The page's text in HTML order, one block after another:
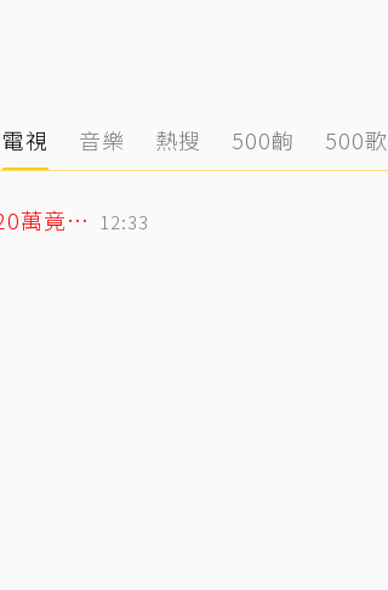
電視 音樂 熱搜 500齣 500歌
蕭敬騰日料店遭房東大漲租！月租15萬飆23萬 談妥20萬竟臨時反悔不續租 12:33